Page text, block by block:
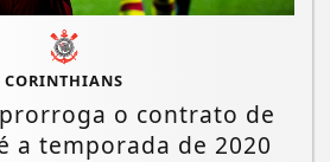
CORINTHIANS
o contrato de
a temporada de 2020